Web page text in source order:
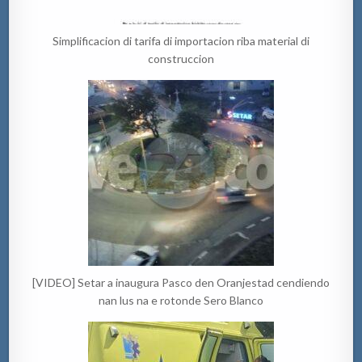
Simplificacion di tarifa di importacion riba material di
construccion
[VIDEO] Setar a inaugura Pasco den Oranjestad cendiendo
nan lus na e rotonde Sero Blanco